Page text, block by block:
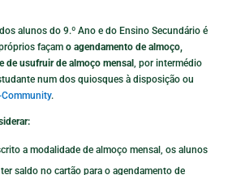
alunos do 9.º Ano e do Ensino Secundário é
façam o agendamento de almoço,
de usufruir de almoço mensal , por intermédio
num dos quiosques à disposição ou
Community.
a modalidade de almoço mensal, os alunos
saldo no cartão para o agendamento de